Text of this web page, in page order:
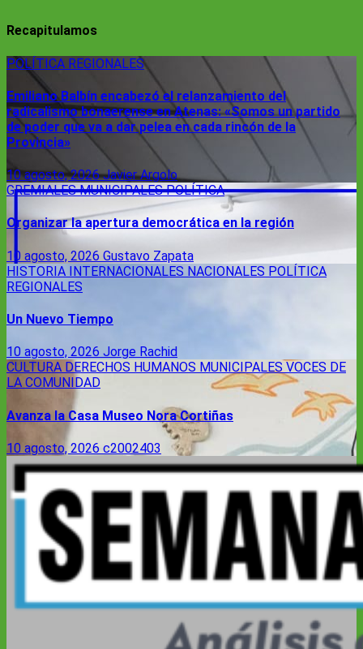
Recapitulamos
POLÍTICA REGIONALES
Emiliano Balbín encabezó el relanzamiento del
radicalismo bonaerense en Atenas: «Somos un partido
de poder que va a dar pelea en cada rincón de la
Provincia»
10 agosto, 2026Javier Argolo
GREMIALESMUNICIPALESPOLÍTICA
Organizar la apertura democrática en la región
10 agosto, 2026 Gustavo Zapata
HISTORIA INTERNACIONALES NACIONALES POLÍTICA
REGIONALES
Un Nuevo Tiempo
10 agosto, 2026 Jorge Rachid
CULTURA DERECHOS HUMANOS MUNICIPALES VOCES DE
LA COMUNIDAD
Avanza la Casa Museo Nora Cortiñas
10 agosto, 2026 c2002403